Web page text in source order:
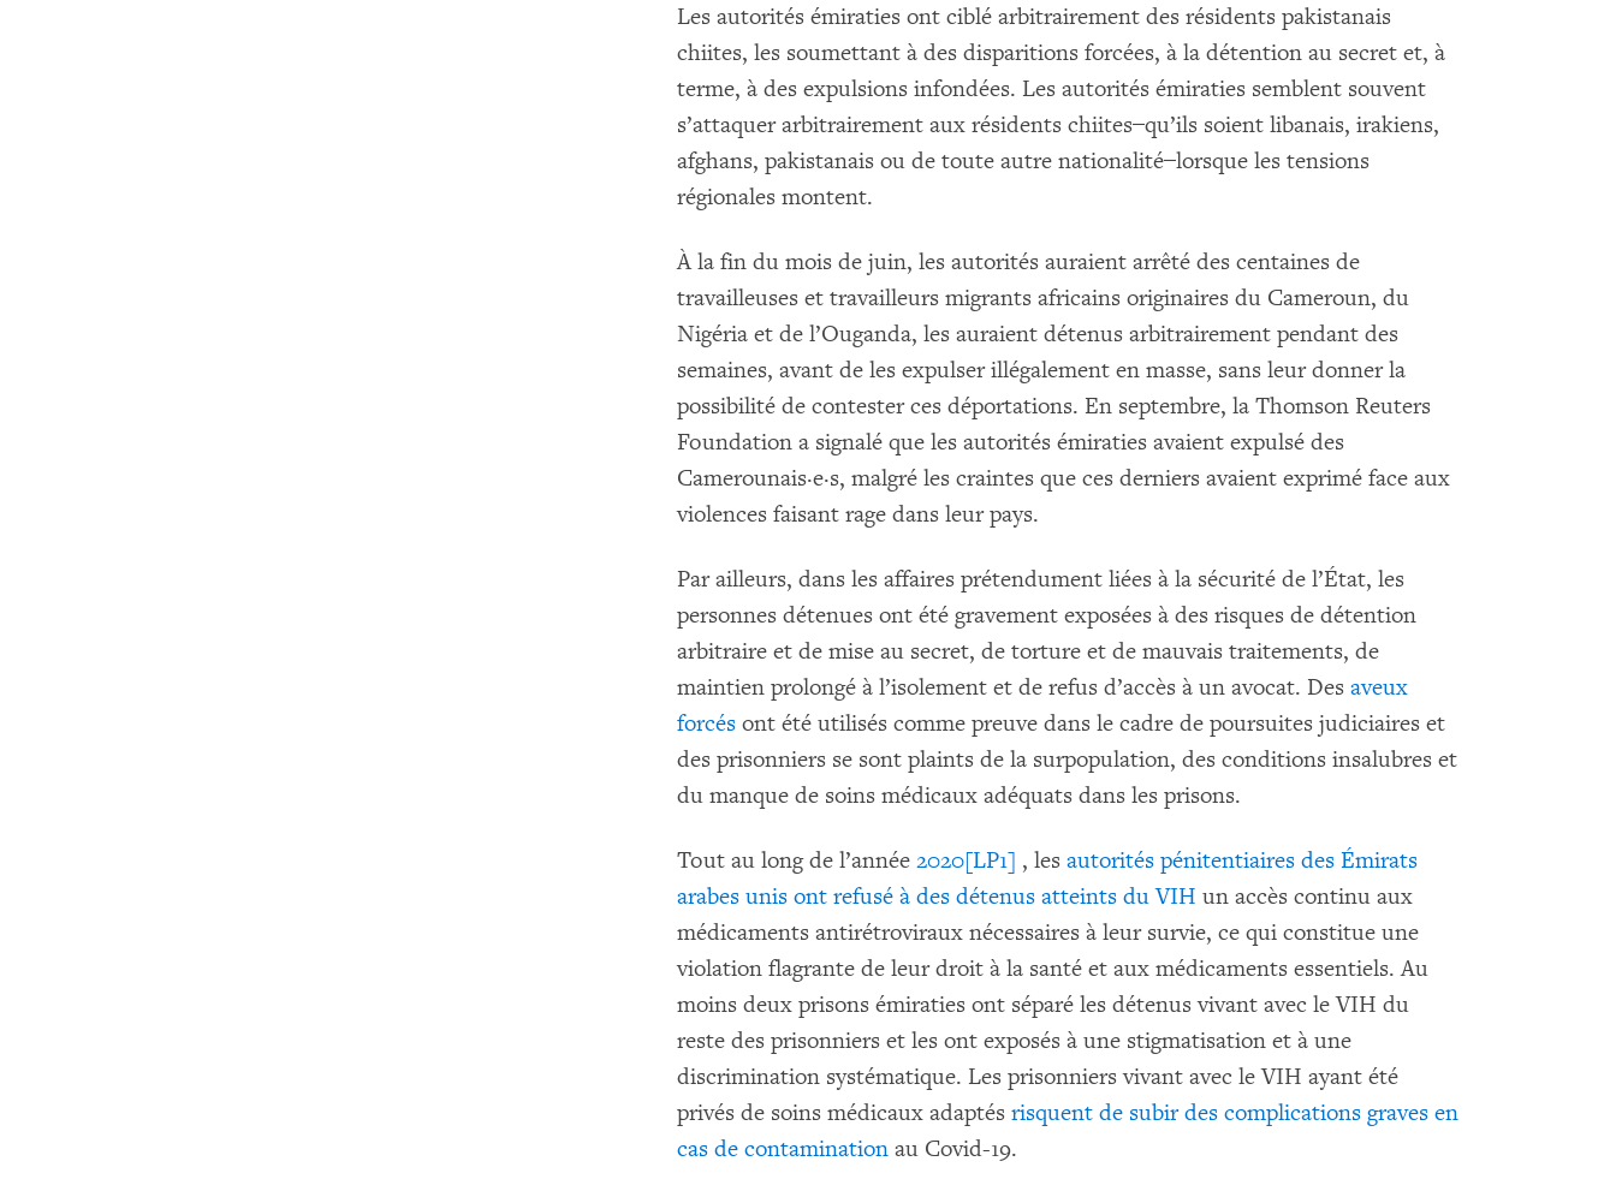
Les autorités émiraties ont ciblé arbitrairement des résidents pakistanais
chiites, les soumettant à des disparitions forcées, à la détention au secret et, à
terme, à des expulsions infondées. Les autorités émiraties semblent souvent
s’attaquer arbitrairement aux résidents chiites ̶ qu’ils soient libanais, irakiens,
afghans, pakistanais ou de toute autre nationalité ̶ lorsque les tensions
régionales montent.
À la fin du mois de juin, les autorités auraient arrêté des centaines de
travailleuses et travailleurs migrants africains originaires du Cameroun, du
Nigéria et de l’Ouganda, les auraient détenus arbitrairement pendant des
semaines, avant de les expulser illégalement en masse, sans leur donner la
possibilité de contester ces déportations. En septembre, la Thomson Reuters
Foundation a signalé que les autorités émiraties avaient expulsé des
Camerounais·e·s, malgré les craintes que ces derniers avaient exprimé face aux
violences faisant rage dans leur pays.
Par ailleurs, dans les affaires prétendument liées à la sécurité de l’État, les
personnes détenues ont été gravement exposées à des risques de détention
arbitraire et de mise au secret, de torture et de mauvais traitements, de
maintien prolongé à l’isolement et de refus d’accès à un avocat. Desaveux
forcés ont été utilisés comme preuve dans le cadre de poursuites judiciaires et
des prisonniers se sont plaints de la surpopulation, des conditions insalubres et
du manque de soins médicaux adéquats dans les prisons.
Tout au long de l’année2020[LP1] , lesautorités pénitentiaires des Émirats
arabes unis ont refusé à des détenus atteints du VIH un accès continu aux
médicaments antirétroviraux nécessaires à leur survie, ce qui constitue une
violation flagrante de leur droit à la santé et aux médicaments essentiels. Au
moins deux prisons émiraties ont séparé les détenus vivant avec le VIH du
reste des prisonniers et les ont exposés à une stigmatisation et à une
discrimination systématique. Les prisonniers vivant avec le VIH ayant été
privés de soins médicaux adaptés risquent de subir des complications graves en
cas de contamination au Covid-19.